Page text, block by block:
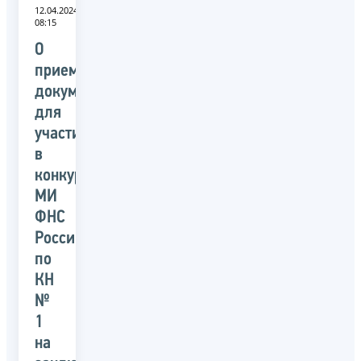
12.04.2024
08:15
О
приеме
документов
для
участия
в
конкурсе
МИ
ФНС
России
по
КН
№
1
на